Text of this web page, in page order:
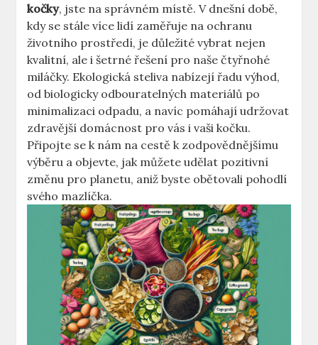
kočky, jste na správném místě. V dnešní době,
kdy se stále více lidí zaměřuje na ochranu
životního prostředí, je důležité vybrat nejen
kvalitní, ale i šetrné řešení pro naše čtyřnohé
miláčky. Ekologická steliva nabízejí řadu výhod,
od biologicky odbouratelných materiálů po
minimalizaci odpadu, a navíc pomáhají udržovat
zdravější domácnost pro vás i vaši kočku.
Připojte se k nám na cestě k zodpovědnějšímu
výběru a objevte, jak můžete udělat pozitivní
změnu pro planetu, aniž byste obětovali pohodlí
svého mazlíčka.